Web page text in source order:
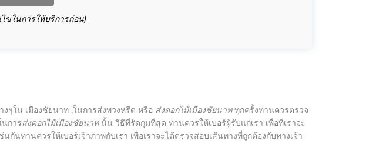
ขในการให้บริการก่อน)
ๆใน เมืองชัยนาท ,ในการส่งพวงหรีด หรือ ส่งดอกไม้เมืองชัยนาททุกครั้งท่านควรตรวจ
นการส่งดอกไม้เมืองชัยนาทนั้น วิธีที่รัดกุมที่สุด ท่านควรให้เบอร์ผู้รับแก่เรา เพื่อที่เราจะ
นท่านควรให้เบอร์เจ้าภาพกับเรา เพื่อเราจะได้ตรวจสอบเส้นทางที่ถูกต้องกับทางเจ้า